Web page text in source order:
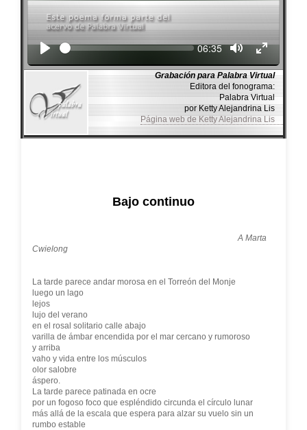
Seek Current
06:35
Grabación para Palabra Virtual
Editora del fonograma:
Palabra Virtual
por Ketty Alejandrina Lis
Página web de Ketty Alejandrina Lis
Bajo continuo
A Marta
Cwielong
La tarde parece andar morosa en el Torreón del Monje
luego un lago
lejos
lujo del verano
en el rosal solitario calle abajo
varilla de ámbar encendida por el mar cercano y rumoroso
y arriba
vaho y vida entre los músculos
olor salobre
áspero.
La tarde parece patinada en ocre
por un fogoso foco que espléndido circunda el círculo lunar
más allá de la escala que espera para alzar su vuelo sin un
rumbo estable